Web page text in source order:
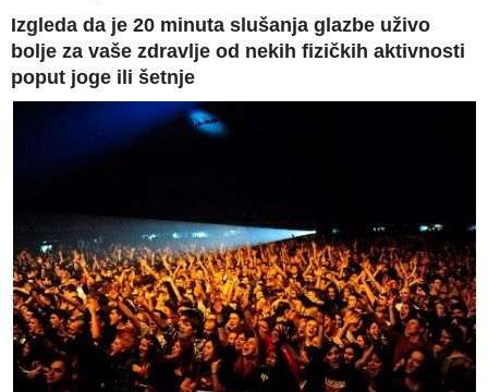
Izgleda da je 20 minuta slušanja glazbe uživo
bolje za vaše zdravlje od nekih fizičkih aktivnosti
poput joge ili šetnje